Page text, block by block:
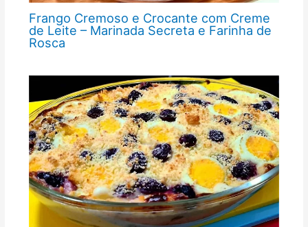
Frango Cremoso e Crocante com Creme
de Leite – Marinada Secreta e Farinha de
Rosca